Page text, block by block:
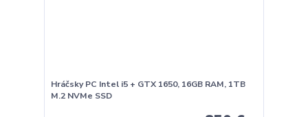
Hráčsky PC Intel i5 + GTX 1650, 16GB RAM, 1TB
M.2 NVMe SSD